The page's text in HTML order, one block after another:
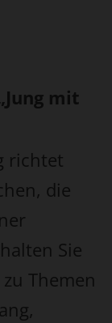
mit
richtet
die
Sie
Themen